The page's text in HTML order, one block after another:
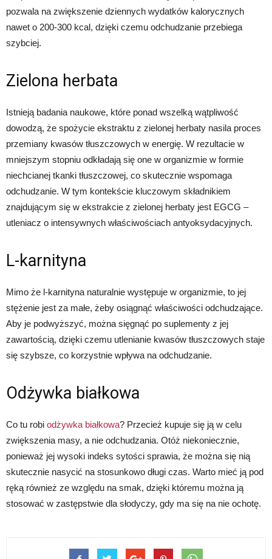
pozwala na zwiększenie dziennych wydatków kalorycznych
nawet o 200‑300 kcal, dzięki czemu odchudzanie przebiega
szybciej.
Zielona herbata
Istnieją badania naukowe, które ponad wszelką wątpliwość
dowodzą, że spożycie ekstraktu z zielonej herbaty nasila proces
przemiany kwasów tłuszczowych w energię. W rezultacie w
mniejszym stopniu odkładają się one w organizmie w formie
niechcianej tkanki tłuszczowej, co skutecznie wspomaga
odchudzanie. W tym kontekście kluczowym składnikiem
znajdującym się w ekstrakcie z zielonej herbaty jest EGCG –
utleniacz o intensywnych właściwościach antyoksydacyjnych.
L-karnityna
Mimo że l-karnityna naturalnie występuje w organizmie, to jej
stężenie jest za małe, żeby osiągnąć właściwości odchudzające.
Aby je podwyższyć, można sięgnąć po suplementy z jej
zawartością, dzięki czemu utlenianie kwasów tłuszczowych staje
się szybsze, co korzystnie wpływa na odchudzanie.
Odżywka białkowa
Co tu robi odżywka białkowa? Przecież kupuje się ją w celu
zwiększenia masy, a nie odchudzania. Otóż niekoniecznie,
ponieważ jej wysoki indeks sytości sprawia, że można się nią
skutecznie nasycić na stosunkowo długi czas. Warto mieć ją pod
ręką również ze względu na smak, dzięki któremu można ją
stosować w zastępstwie dla słodyczy, gdy ma się na nie ochotę.